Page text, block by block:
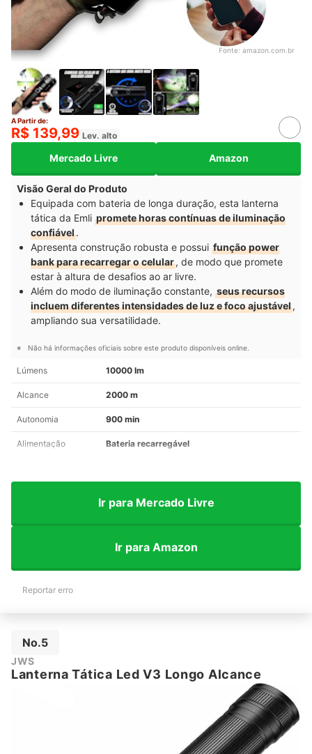
Fonte: amazon.com.br
A Partir de:
R$ 139,99 Lev. alto
Mercado Livre Amazon
Visão Geral do Produto
Equipada com bateria de longa duração, esta lanterna
tática da Emli promete horas contínuas de iluminação
confiável.
Apresenta construção robusta e possui função power
bank para recarregar o celular, de modo que promete
estar à altura de desafios ao ar livre.
Além do modo de iluminação constante, seus recursos
incluem diferentes intensidades de luz e foco ajustável,
ampliando sua versatilidade.
Não há informações oficiais sobre este produto disponíveis online.
Lúmens 10000 lm
Alcance 2000 m
Autonomia 900 min
Alimentação Bateria recarregável
Ir para Mercado Livre
Ir para Amazon
Reportar erro
No.5
JWS
Lanterna Tática Led V3 Longo Alcance